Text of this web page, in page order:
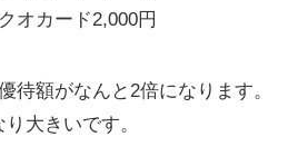
オカード2,000円
待額がなんと2倍になります。
大きいです。